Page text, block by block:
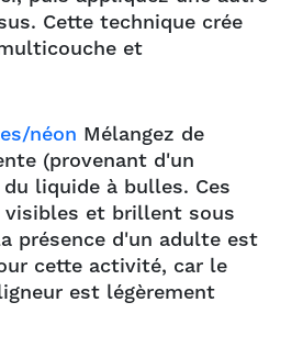
Cette technique crée
et
néon Mélangez de
(provenant d'un
liquide à bulles. Ces
et brillent sous
présence d'un adulte est
cette activité, car le
est légèrement